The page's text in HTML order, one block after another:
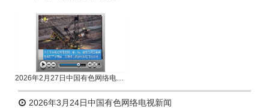
2026年2月27日中国有色网络电视新闻
2026年3月24日中国有色网络电视新闻